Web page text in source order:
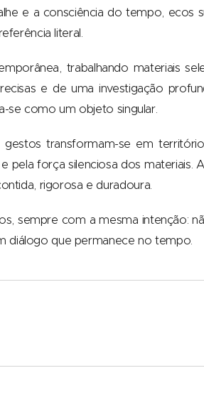
e a consciência do tempo, ecos
literal.
trabalhando materiais
e de uma investigação
se como um objeto singular.
transformam-se em
pela força silenciosa dos materiais.
rigorosa e duradoura.
sempre com a mesma intenção:
diálogo que permanece no tempo.